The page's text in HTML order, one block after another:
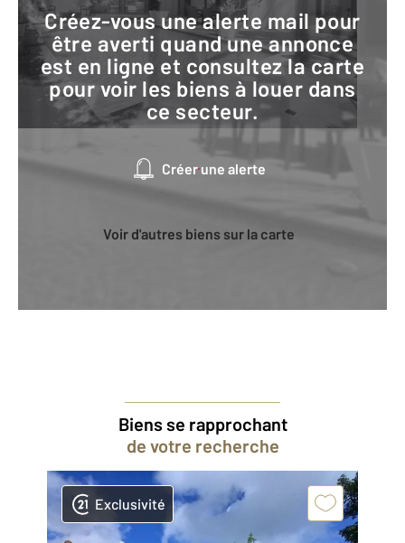
Créez-vous une alerte mail pour
être averti quand une annonce
est en ligne et consultez la carte
pour voir les biens à louer dans
ce secteur.
Créer une alerte
Voir d'autres biens sur la carte
Biens se rapprochant
de votre recherche
Exclusivité